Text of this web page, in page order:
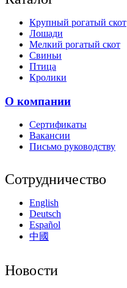
Крупный рогатый скот
Лошади
Мелкий рогатый скот
Свиньи
Птица
Кролики
О компании
Сертификаты
Вакансии
Письмо руководству
Сотрудничество
English
Deutsch
Español
中國
Новости